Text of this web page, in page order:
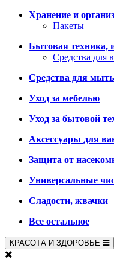
Хранение и
Пакеты
Бытовая техника,
Средства для
Средства для
Уход за мебелью
Уход за бытовой
Аксессуары для
Защита от
Универсальные
Сладости, жвачки
Все остальное
КРАСОТА И ЗДОРОВЬЕ